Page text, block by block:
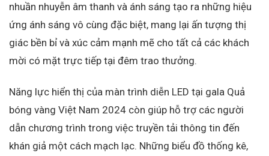
nhuần nhuyễn âm thanh và ánh sáng tạo ra những hiệu
ứng ánh sáng vô cùng đặc biệt, mang lại ấn tượng thị
giác bền bỉ và xúc cảm mạnh mẽ cho tất cả các khách
mời có mặt trực tiếp tại đêm trao thưởng.
Năng lực hiển thị của màn trình diễn LED tại gala Quả
bóng vàng Việt Nam 2024 còn giúp hỗ trợ các người
dẫn chương trình trong việc truyền tải thông tin đến
khán giả một cách mạch lạc. Những biểu đồ thống kê,